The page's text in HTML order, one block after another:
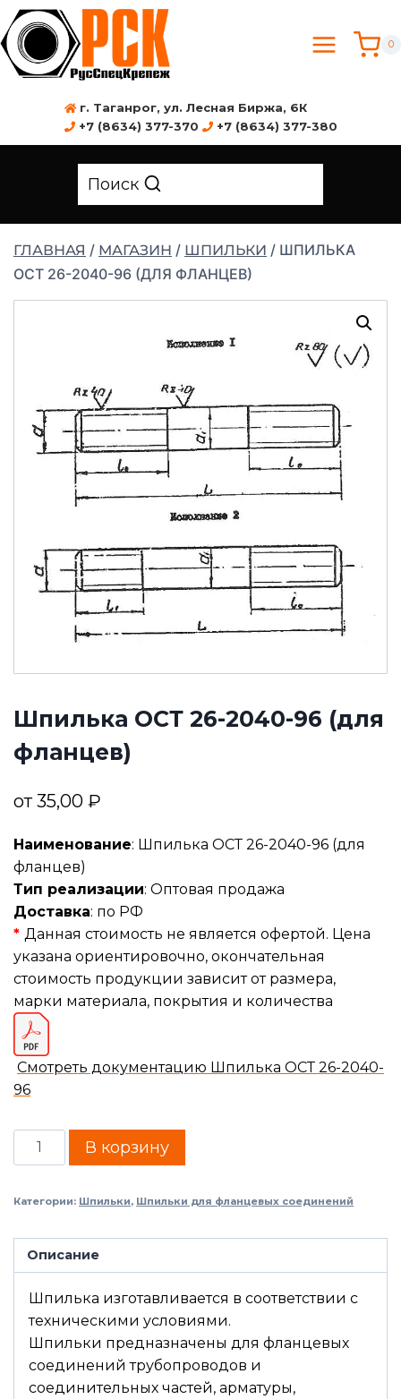
0
г. Таганрог, ул. Лесная Биржа, 6К
+7 (8634) 377-370
+7 (8634) 377-380
Поиск
ГЛАВНАЯ / МАГАЗИН / ШПИЛЬКИ / ШПИЛЬКА
ОСТ 26-2040-96 (ДЛЯ ФЛАНЦЕВ)
Шпилька ОСТ 26-2040-96 (для
фланцев)
от35,00 ₽
Наименование: Шпилька ОСТ 26-2040-96 (для
фланцев)
Тип реализации: Оптовая продажа
Доставка: по РФ
* Данная стоимость не является офертой. Цена
указана ориентировочно, окончательная
стоимость продукции зависит от размера,
марки материала, покрытия и количества
Смотреть документацию Шпилька ОСТ 26-2040-
96
В корзину
Категории: Шпильки, Шпильки для фланцевых соединений
Описание
Шпилька изготавливается в соответствии с
техническими условиями.
Шпильки предназначены для фланцевых
соединений трубопроводов и
соединительных частей, арматуры,